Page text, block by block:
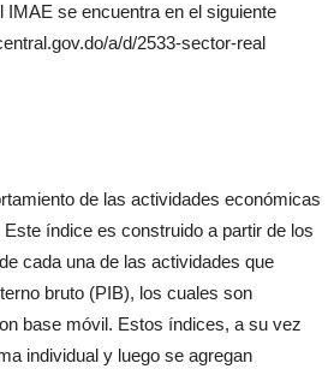
IMAE se encuentra en el siguiente
a/d/2533-sector-real
de las actividades económicas
índice es construido a partir de los
cada una de las actividades que
bruto (PIB), los cuales son
base móvil. Estos índices, a su vez
individual y luego se agregan